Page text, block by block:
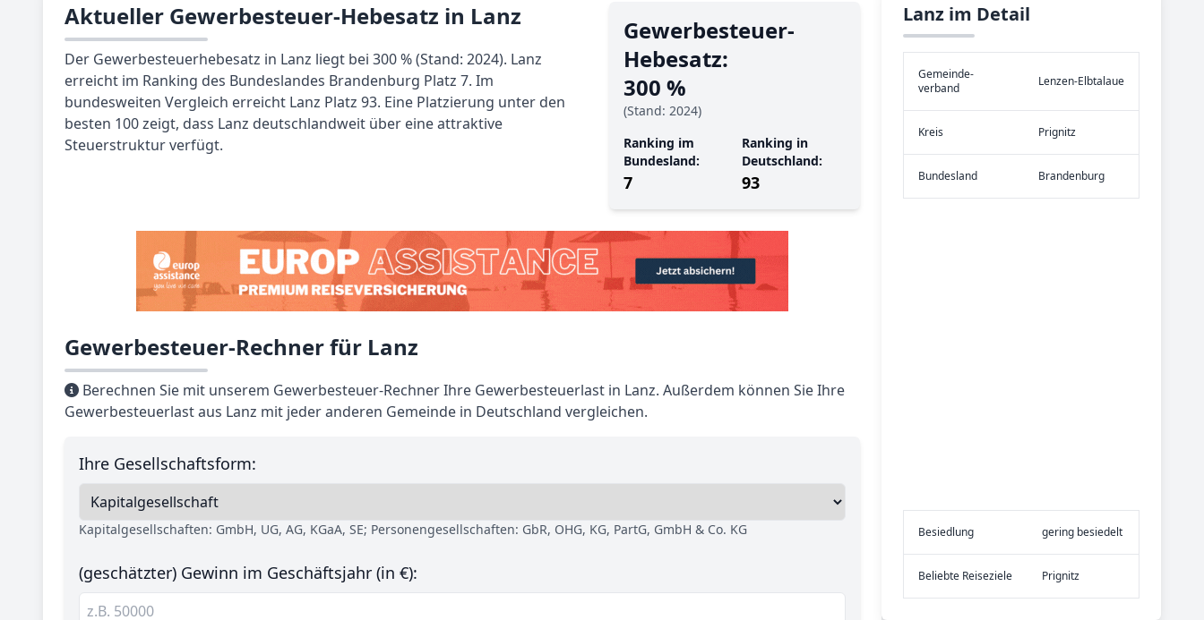
Aktueller Gewerbesteuer-Hebesatz in Lanz
Der Gewerbesteuerhebesatz in Lanz liegt bei 300 % (Stand: 2024). Lanz
erreicht im Ranking des Bundeslandes Brandenburg Platz 7. Im
bundesweiten Vergleich erreicht Lanz Platz 93. Eine Platzierung unter den
besten 100 zeigt, dass Lanz deutschlandweit über eine attraktive
Steuerstruktur verfügt.
Gewerbe­steuer-
Hebe­satz:
300 %
(Stand: 2024)
Ranking im
Bundesland:
7
Ranking in
Deutschland:
93
Gewerbesteuer-Rechner für Lanz
Berechnen Sie mit unserem Gewerbesteuer-Rechner Ihre Gewerbesteuerlast in Lanz. Außerdem können Sie Ihre
Gewerbesteuerlast aus Lanz mit jeder anderen Gemeinde in Deutschland vergleichen.
Ihre Gesellschaftsform:
Kapitalgesellschaften: GmbH, UG, AG, KGaA, SE; Personengesellschaften: GbR, OHG, KG, PartG, GmbH & Co. KG
(geschätzter) Gewinn im Geschäftsjahr (in €):
Lanz im Detail
Gemeinde­
verband
Lenzen-Elbtalaue
Kreis Prignitz
Bundes­land Brandenburg
Be­sied­lung gering besiedelt
Be­lieb­te Rei­se­zie­le Prignitz